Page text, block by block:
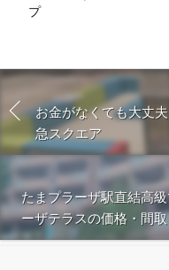
プ
お金がなくても大丈
急スクエア
たまプラーザ駅直結高
ーザテラスの価格・間